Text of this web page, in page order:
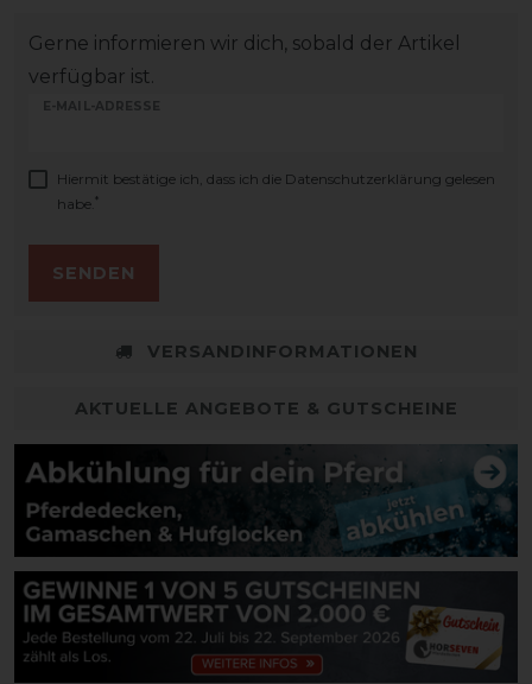
Gerne informieren wir dich, sobald der Artikel
verfügbar ist.
E-MAIL-ADRESSE
Hiermit bestätige ich, dass ich die Daten­schutz­erklärung gelesen
habe. *
SENDEN
VERSANDINFORMATIONEN
AKTUELLE ANGEBOTE & GUTSCHEINE